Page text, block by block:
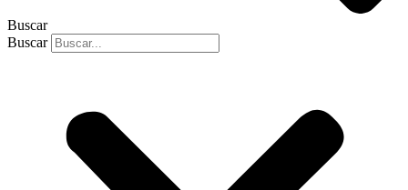
Buscar
Buscar